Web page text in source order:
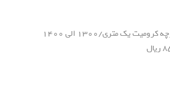
✳️ یونولیت تیرچه کرومیت یک متری/۱۳۰۰ الی ۱۴۰۰